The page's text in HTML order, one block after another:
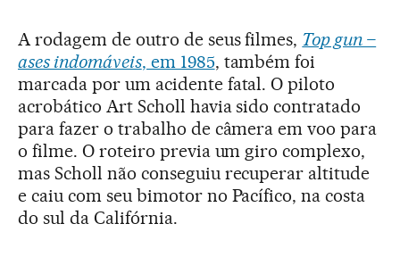
A rodagem de outro de seus filmes, Top gun –
ases indomáveis, em 1985, também foi
marcada por um acidente fatal. O piloto
acrobático Art Scholl havia sido contratado
para fazer o trabalho de câmera em voo para
o filme. O roteiro previa um giro complexo,
mas Scholl não conseguiu recuperar altitude
e caiu com seu bimotor no Pacífico, na costa
do sul da Califórnia.